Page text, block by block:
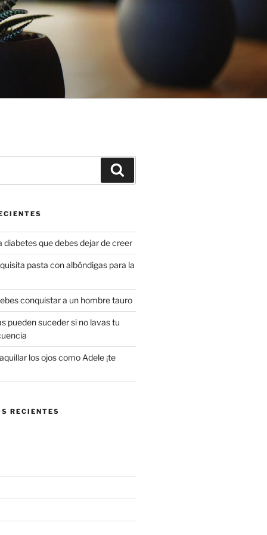
diabetes que debes dejar de creer
pasta con albóndigas para la
conquistar a un hombre tauro
pueden suceder si no lavas tu
los ojos como Adele ¡te
RECIENTES